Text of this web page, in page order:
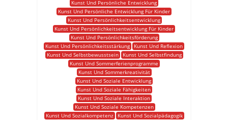
Kunst Und Persönliche Entwicklung
Kunst Und Persönliche Entwicklung Für Kinder
Kunst Und Persönlichkeitsentwicklung
Kunst Und Persönlichkeitsentwicklung Für Kinder
Kunst Und Persönlichkeitsförderung
Kunst Und Persönlichkeitsstärkung
Kunst Und Reflexion
Kunst Und Selbstbewusstsein
Kunst Und Selbstfindung
Kunst Und Sommerferienprogramme
Kunst Und Sommerkreativität
Kunst Und Soziale Entwicklung
Kunst Und Soziale Fähigkeiten
Kunst Und Soziale Interaktion
Kunst Und Soziale Kompetenzen
Kunst Und Sozialkompetenz
Kunst Und Sozialpädagogik